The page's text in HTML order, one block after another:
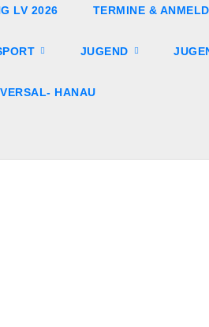
LV 2026 TERMINE &
JUGEND
HANAU